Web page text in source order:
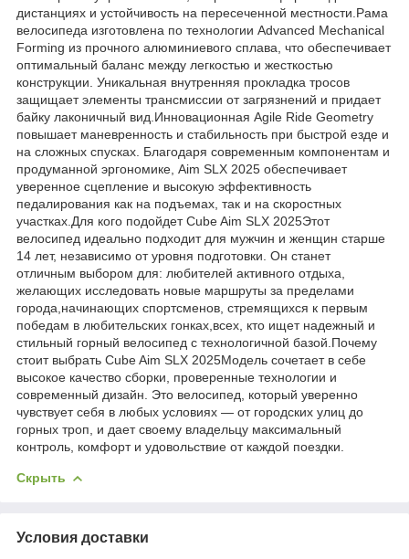
дистанциях и устойчивость на пересеченной местности.Рама
велосипеда изготовлена по технологии Advanced Mechanical
Forming из прочного алюминиевого сплава, что обеспечивает
оптимальный баланс между легкостью и жесткостью
конструкции. Уникальная внутренняя прокладка тросов
защищает элементы трансмиссии от загрязнений и придает
байку лаконичный вид.Инновационная Agile Ride Geometry
повышает маневренность и стабильность при быстрой езде и
на сложных спусках. Благодаря современным компонентам и
продуманной эргономике, Aim SLX 2025 обеспечивает
уверенное сцепление и высокую эффективность
педалирования как на подъемах, так и на скоростных
участках.Для кого подойдет Cube Aim SLX 2025Этот
велосипед идеально подходит для мужчин и женщин старше
14 лет, независимо от уровня подготовки. Он станет
отличным выбором для: любителей активного отдыха,
желающих исследовать новые маршруты за пределами
города,начинающих спортсменов, стремящихся к первым
победам в любительских гонках,всех, кто ищет надежный и
стильный горный велосипед с технологичной базой.Почему
стоит выбрать Cube Aim SLX 2025Модель сочетает в себе
высокое качество сборки, проверенные технологии и
современный дизайн. Это велосипед, который уверенно
чувствует себя в любых условиях — от городских улиц до
горных троп, и дает своему владельцу максимальный
контроль, комфорт и удовольствие от каждой поездки.
Скрыть
Условия доставки